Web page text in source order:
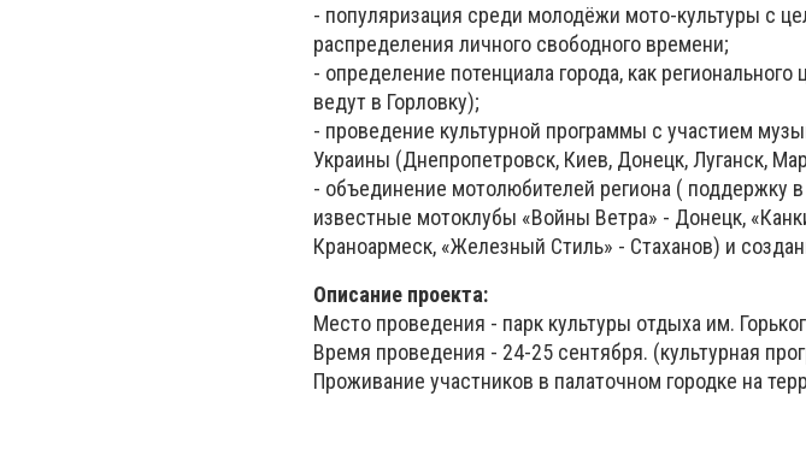
- популяризация среди молодёжи мото-культуры с
распределения личного свободного времени;
- определение потенциала города, как
ведут в Горловку);
- проведение культурной программы с участием
Украины (Днепропетровск, Киев, Донецк, Луганск,
- объединение мотолюбителей региона ( поддержку
известные мотоклубы «Войны Ветра» - Донецк,
Краноармеск, «Железный Стиль» - Стаханов) и
Описание проекта:
Место проведения - парк культуры отдыха им.
Время проведения - 24-25 сентября. (культурная
Проживание участников в палаточном городке на